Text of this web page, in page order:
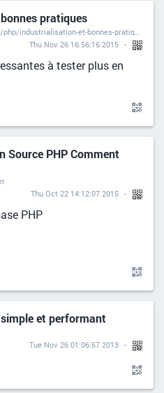
pratiques
http://bux.developpez.com/tutoriels/php/industrialisation-et-bonnes-pratiques/
Thu Nov 26 16:56:16 2015
à tester plus en
Source PHP Comment
Thu Oct 22 14:12:07 2015
PHP
et performant
Tue Nov 26 01:06:57 2013